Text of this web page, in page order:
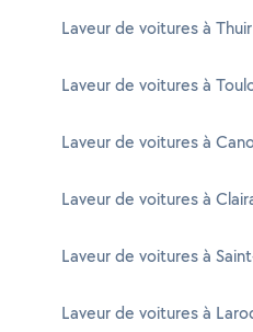
Laveur de voitures à Thuir
Laveur de voitures à
Laveur de voitures à
Laveur de voitures à
Laveur de voitures à
Laveur de voitures à